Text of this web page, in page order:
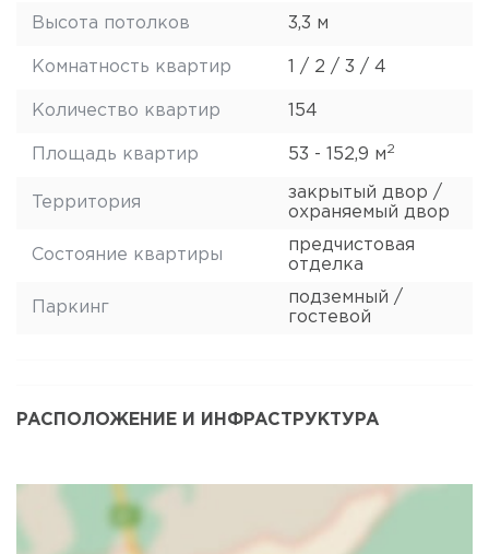
Высота потолков 3,3 м
Комнатность квартир 1 / 2 / 3 / 4
Количество квартир 154
Площадь квартир 53 - 152,9 м2
Территория
закрытый двор /
охраняемый двор
Состояние квартиры
предчистовая
отделка
Паркинг
подземный /
гостевой
РАСПОЛОЖЕНИЕ И ИНФРАСТРУКТУРА